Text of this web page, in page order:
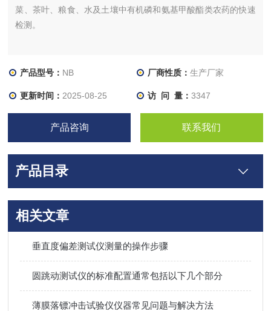
菜、茶叶、粮食、水及土壤中有机磷和氨基甲酸酯类农药的快速
检测。
产品型号： NB 厂商性质： 生产厂家
更新时间： 2025-08-25 访 问 量： 3347
产品咨询 联系我们
产品目录
相关文章
垂直度偏差测试仪测量的操作步骤
圆跳动测试仪的标准配置通常包括以下几个部分
薄膜落镖冲击试验仪仪器常见问题与解决方法